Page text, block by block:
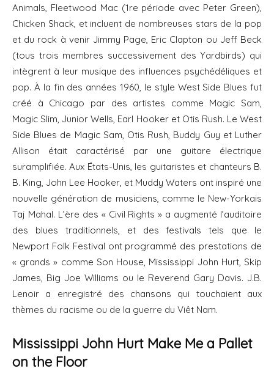
Animals, Fleetwood Mac (1re période avec Peter Green),
Chicken Shack, et incluent de nombreuses stars de la pop
et du rock à venir Jimmy Page, Eric Clapton ou Jeff Beck
(tous trois membres successivement des Yardbirds) qui
intègrent à leur musique des influences psychédéliques et
pop. À la fin des années 1960, le style West Side Blues fut
créé à Chicago par des artistes comme Magic Sam,
Magic Slim, Junior Wells, Earl Hooker et Otis Rush. Le West
Side Blues de Magic Sam, Otis Rush, Buddy Guy et Luther
Allison était caractérisé par une guitare électrique
suramplifiée. Aux États-Unis, les guitaristes et chanteurs B.
B. King, John Lee Hooker, et Muddy Waters ont inspiré une
nouvelle génération de musiciens, comme le New-Yorkais
Taj Mahal. L’ère des « Civil Rights » a augmenté l’auditoire
des blues traditionnels, et des festivals tels que le
Newport Folk Festival ont programmé des prestations de
« grands » comme Son House, Mississippi John Hurt, Skip
James, Big Joe Williams ou le Reverend Gary Davis. J.B.
Lenoir a enregistré des chansons qui touchaient aux
thèmes du racisme ou de la guerre du Viêt Nam.
Mississippi John Hurt Make Me a Pallet
on the Floor